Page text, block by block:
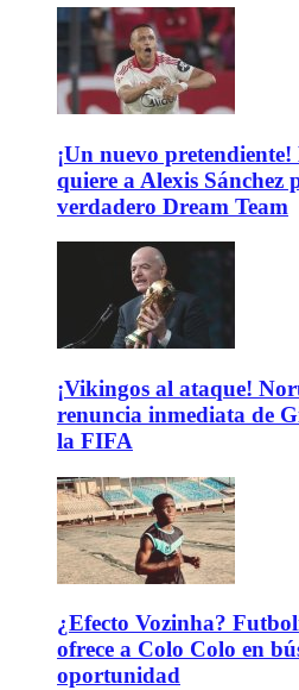
¡Un nuevo
quiere a Alexis Sánchez
verdadero Dream Team
¡Vikingos al ataque!
renuncia inmediata de
la FIFA
¿Efecto Vozinha?
ofrece a Colo Colo en
oportunidad